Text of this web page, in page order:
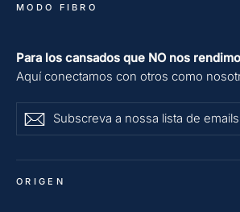
MODO FIBRO
Para los cansados que NO nos
Aquí conectamos con otros como
Subscreva
a
Subscrever
Subscrever
ORIGEN